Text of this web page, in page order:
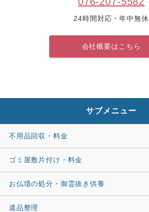
24時間対応・年中無休
会社概要はこちら
サブメニュー
不用品回収・料金
ゴミ屋敷片付け・料金
お仏壇の処分・御霊抜き供養
遺品整理